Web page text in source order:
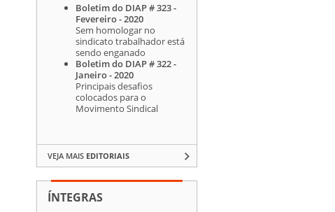
Boletim do DIAP # 323 -
Fevereiro - 2020
Sem homologar no
sindicato trabalhador está
sendo enganado
Boletim do DIAP # 322 -
Janeiro - 2020
Principais desafios
colocados para o
Movimento Sindical
VEJA MAIS EDITORIAIS
ÍNTEGRAS